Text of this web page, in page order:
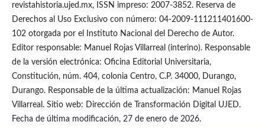
revistahistoria.ujed.mx, ISSN impreso: 2007-3852. Reserva de
Derechos al Uso Exclusivo con número: 04-2009-111211401600-
102 otorgada por el Instituto Nacional del Derecho de Autor.
Editor responsable: Manuel Rojas Villarreal (interino). Responsable
de la versión electrónica: Oficina Editorial Universitaria,
Constitución, núm. 404, colonia Centro, C.P. 34000, Durango,
Durango. Responsable de la última actualización: Manuel Rojas
Villarreal. Sitio web: Dirección de Transformación Digital UJED.
Fecha de última modificación, 27 de enero de 2026.